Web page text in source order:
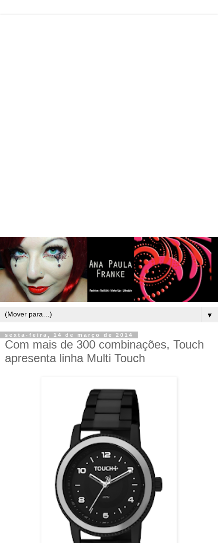
▼
sexta-feira, 14 de março de 2014
Com mais de 300 combinações, Touch
apresenta linha Multi Touch